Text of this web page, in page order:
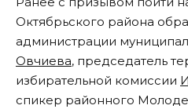
Октябрьского района
администрации
Овчиева, председатель
избирательной комиссии
спикер районного